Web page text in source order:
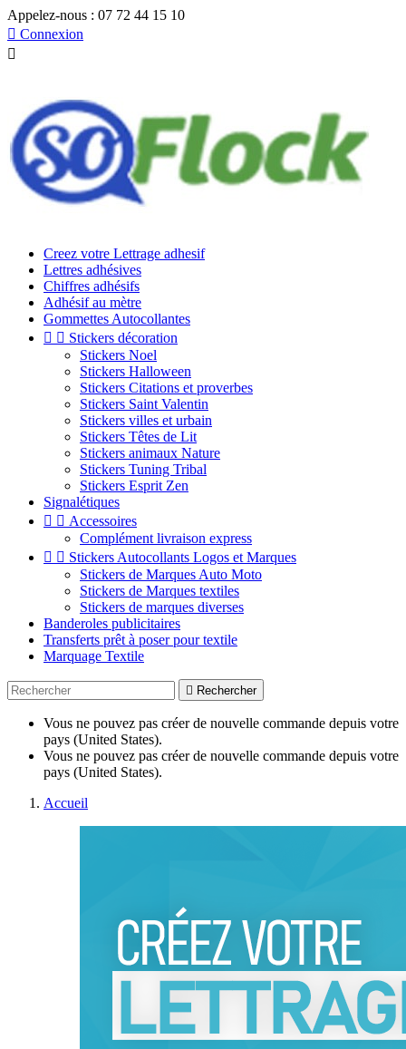
Appelez-nous : 07 72 44 15 10
 Connexion

Creez votre Lettrage adhesif
Lettres adhésives
Chiffres adhésifs
Adhésif au mètre
Gommettes Autocollantes
  Stickers décoration
Stickers Noel
Stickers Halloween
Stickers Citations et proverbes
Stickers Saint Valentin
Stickers villes et urbain
Stickers Têtes de Lit
Stickers animaux Nature
Stickers Tuning Tribal
Stickers Esprit Zen
Signalétiques
  Accessoires
Complément livraison express
  Stickers Autocollants Logos et Marques
Stickers de Marques Auto Moto
Stickers de Marques textiles
Stickers de marques diverses
Banderoles publicitaires
Transferts prêt à poser pour textile
Marquage Textile
 Rechercher
Vous ne pouvez pas créer de nouvelle commande depuis votre
pays (United States).
Vous ne pouvez pas créer de nouvelle commande depuis votre
pays (United States).
Accueil